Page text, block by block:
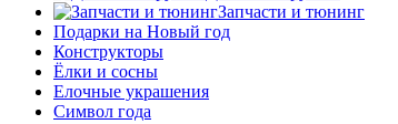
Запчасти и тюнинг
Подарки на Новый год
Конструкторы
Ёлки и сосны
Елочные украшения
Символ года